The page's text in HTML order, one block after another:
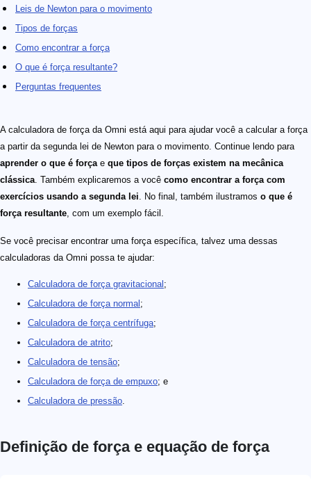
Leis de Newton para o movimento
Tipos de forças
Como encontrar a força
O que é força resultante?
Perguntas frequentes
A calculadora de força da Omni está aqui para ajudar você a calcular a força
a partir da segunda lei de Newton para o movimento. Continue lendo para
aprender o que é forçae que tipos de forças existem na mecânica
clássica. Também explicaremos a você como encontrar a força com
exercícios usando a segunda lei. No final, também ilustramos o que é
força resultante, com um exemplo fácil.
Se você precisar encontrar uma força específica, talvez uma dessas
calculadoras da Omni possa te ajudar:
Calculadora de força gravitacional ;
Calculadora de força normal ;
Calculadora de força centrífuga;
Calculadora de atrito;
Calculadora de tensão;
Calculadora de força de empuxo; e
Calculadora de pressão.
Definição de força e equação de força